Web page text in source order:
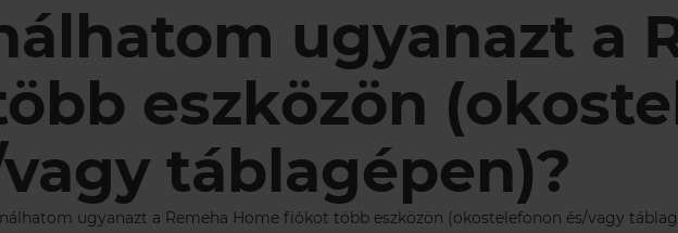
ugyanazt a
eszközön
táblagépen)?
ugyanazt a Remeha Home fiókot több eszközön (okostelefonon és/vagy